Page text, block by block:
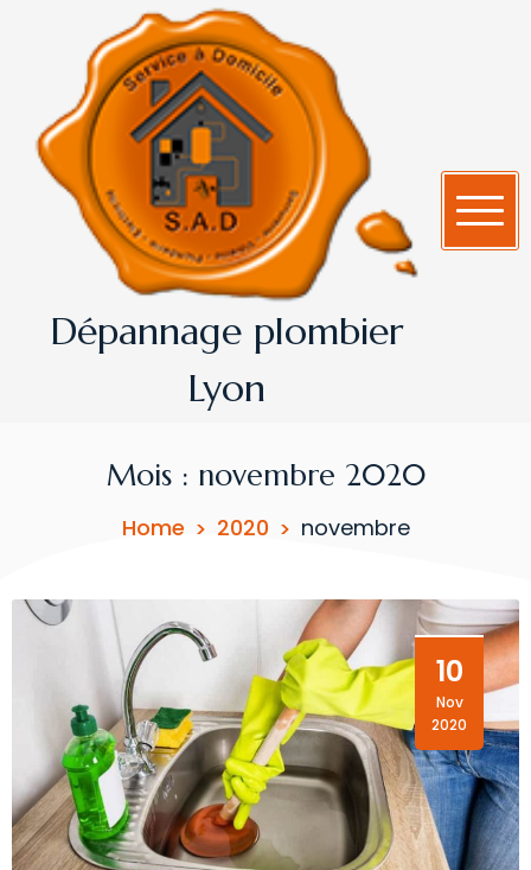
Dépannage plombier
Lyon
Mois : novembre 2020
Home 2020 novembre
10
Nov
2020